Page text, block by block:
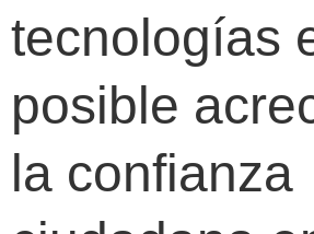
tecnologías
posible
la confianza